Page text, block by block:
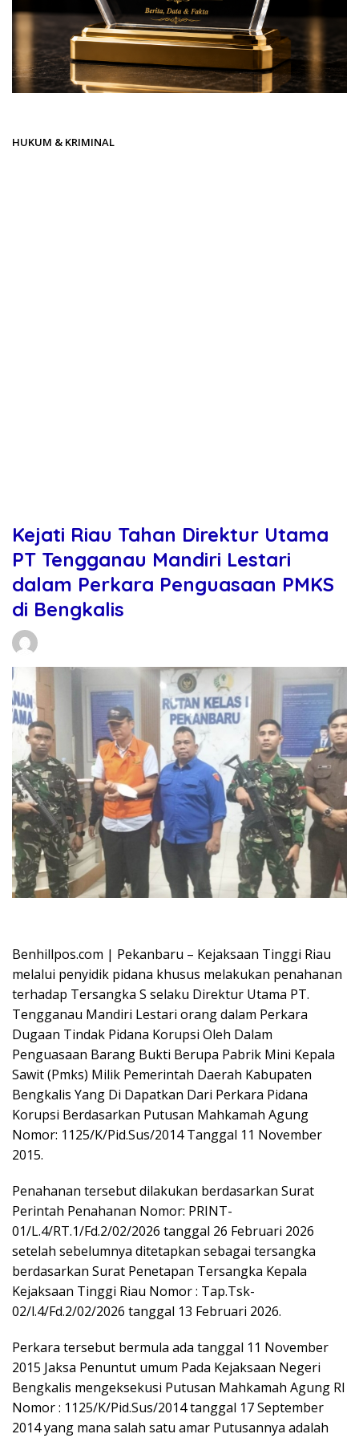
HUKUM & KRIMINAL
Kejati Riau Tahan Direktur Utama
PT Tengganau Mandiri Lestari
dalam Perkara Penguasaan PMKS
di Bengkalis
Benhillpos.com | Pekanbaru – Kejaksaan Tinggi Riau
melalui penyidik pidana khusus melakukan penahanan
terhadap Tersangka S selaku Direktur Utama PT.
Tengganau Mandiri Lestari orang dalam Perkara
Dugaan Tindak Pidana Korupsi Oleh Dalam
Penguasaan Barang Bukti Berupa Pabrik Mini Kepala
Sawit (Pmks) Milik Pemerintah Daerah Kabupaten
Bengkalis Yang Di Dapatkan Dari Perkara Pidana
Korupsi Berdasarkan Putusan Mahkamah Agung
Nomor: 1125/K/Pid.Sus/2014 Tanggal 11 November
2015.
Penahanan tersebut dilakukan berdasarkan Surat
Perintah Penahanan Nomor: PRINT-
01/L.4/RT.1/Fd.2/02/2026 tanggal 26 Februari 2026
setelah sebelumnya ditetapkan sebagai tersangka
berdasarkan Surat Penetapan Tersangka Kepala
Kejaksaan Tinggi Riau Nomor : Tap.Tsk-
02/l.4/Fd.2/02/2026 tanggal 13 Februari 2026.
Perkara tersebut bermula ada tanggal 11 November
2015 Jaksa Penuntut umum Pada Kejaksaan Negeri
Bengkalis mengeksekusi Putusan Mahkamah Agung RI
Nomor : 1125/K/Pid.Sus/2014 tanggal 17 September
2014 yang mana salah satu amar Putusannya adalah